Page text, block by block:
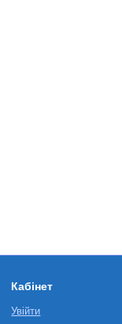
Кабінет
Увійти